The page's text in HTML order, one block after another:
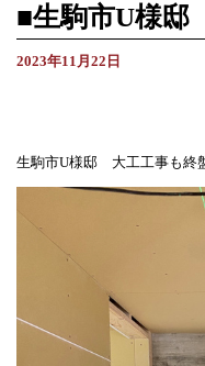
■生駒市U様
2023年11月22日
生駒市U様邸 大工工事も終